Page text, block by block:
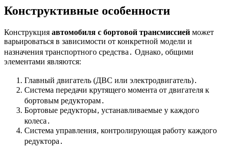
Конструктивные особенности
Конструкция автомобиля с бортовой трансмиссией может
варьироваться в зависимости от конкретной модели и
назначения транспортного средства․ Однако‚ общими
элементами являются:
Главный двигатель (ДВС или электродвигатель)․
Система передачи крутящего момента от двигателя к
бортовым редукторам․
Бортовые редукторы‚ устанавливаемые у каждого
колеса․
Система управления‚ контролирующая работу каждого
редуктора․